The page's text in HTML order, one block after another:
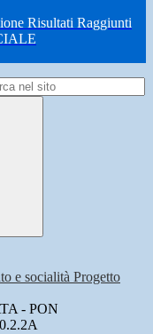
Risultati Raggiunti
e socialità Progetto
- PON